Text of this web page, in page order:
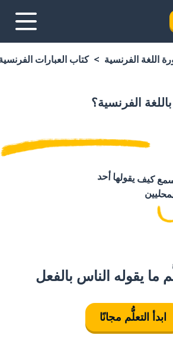
اللغة الفرنسية كتاب العبارات
باللغة الفرنسية؟
كيف يقولها أحد
ما يقوله الناس بالفعل
ابدأ التعلُّم مجانًا